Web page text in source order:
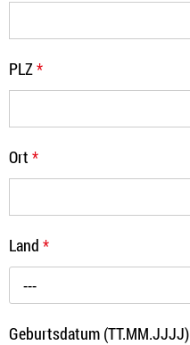
PLZ *
Ort *
Land *
---
Geburtsdatum (TT.MM.JJJJ)